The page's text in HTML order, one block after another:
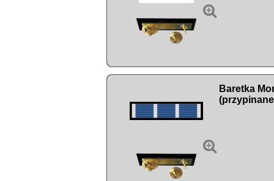


Baretka